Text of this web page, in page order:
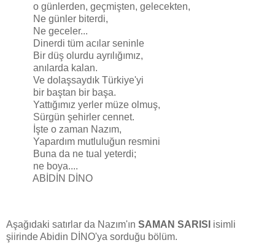
o günlerden, geçmişten, gelecekten,
Ne günler biterdi,
Ne geceler...
Dinerdi tüm acılar seninle
Bir düş olurdu ayrılığımız,
anılarda kalan.
Ve dolaşsaydık Türkiye'yi
bir baştan bir başa.
Yattığımız yerler müze olmuş,
Sürgün şehirler cennet.
İşte o zaman Nazım,
Yapardım mutluluğun resmini
Buna da ne tual yeterdi;
ne boya....
ABİDİN DİNO
Aşağıdaki satırlar da Nazım'ın SAMAN SARISI isimli
şiirinde Abidin DİNO'ya sorduğu bölüm.